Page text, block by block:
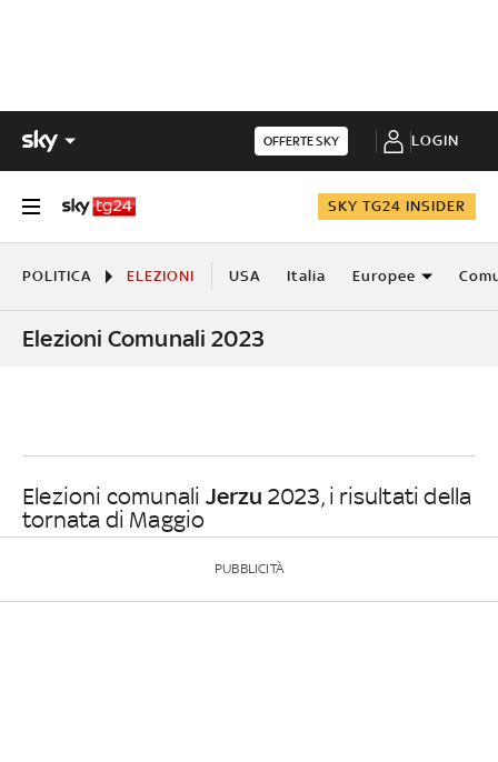
OFFERTE SKY LOGIN
SKY TG24 INSIDER
POLITICA ELEZIONI USA Italia Europee
Elezioni Comunali 2023
Elezioni comunali Jerzu 2023, i risultati della
tornata di Maggio
PUBBLICITÀ